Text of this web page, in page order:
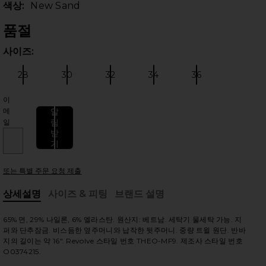
색상: New Sand
품절
사이즈:
사이즈:
28 사이즈:
30 사이즈:
32 사이즈:
34 36
이
메
일
알
림
받
기
또는 특별 주문 요청 제출
상세설명
사이즈 & 피팅 브랜드 설명
65% 면, 29% 나일론, 6% 엘라스탄. 원산지: 베트남. 세탁기 물세탁 가능. 지
퍼와 단추잠금. 비스듬한 옆주머니와 납작한 뒷주머니. 중량 트윌 원단. 반바
지의 길이는 약 16". Revolve 스타일 번호 THEO-MF9. 제조사 스타일 번호
O0374215.